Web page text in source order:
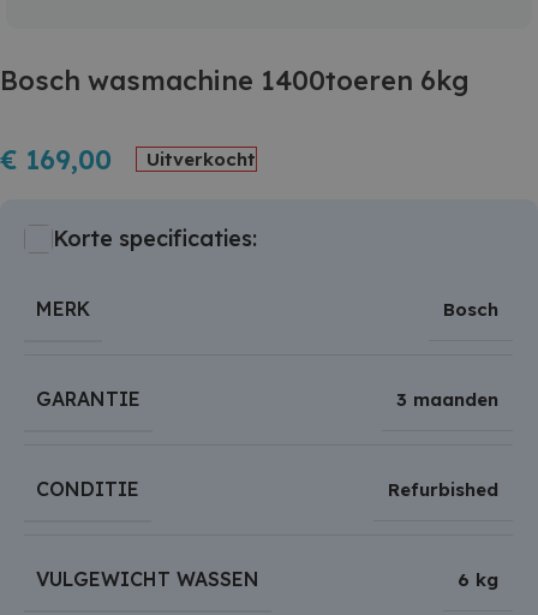
Bosch wasmachine 1400toeren 6kg
€ 169,00 Uitverkocht
Korte specificaties:
MERK Bosch
GARANTIE 3 maanden
CONDITIE Refurbished
VULGEWICHT WASSEN 6 kg